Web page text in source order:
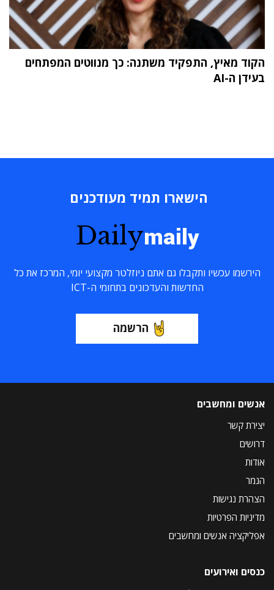
הקוד מאיץ, התפקיד משתנה: כך מנווטים המפתחים
בעידן ה-AI
הישארו תמיד מעודכנים
Dailymaily
הירשמו עכשיו ותקבלו גם אתם ניוזלטר מקצועי יומי, המרכז את כל
החדשות והעדכונים בתחומי ה-ICT
הרשמה
אנשים ומחשבים
יצירת קשר
דרושים
אודות
הנמר
הצהרת נגישות
מדיניות הפרטיות
אפליקציה אנשים ומחשבים
כנסים ואירועים